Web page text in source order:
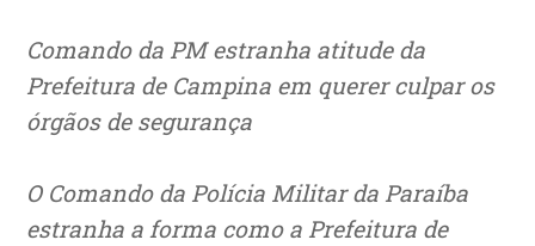
Comando da PM estranha atitude da
Prefeitura de Campina em querer culpar os
órgãos de segurança
O Comando da Polícia Militar da Paraíba
estranha a forma como a Prefeitura de